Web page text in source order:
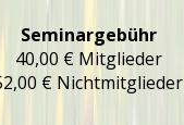
Seminargebühr
40,00 € Mitglieder
€ Nichtmitglieder